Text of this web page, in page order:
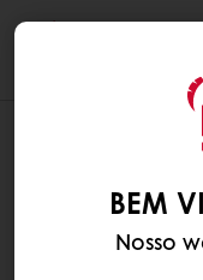
BEM
Nosso